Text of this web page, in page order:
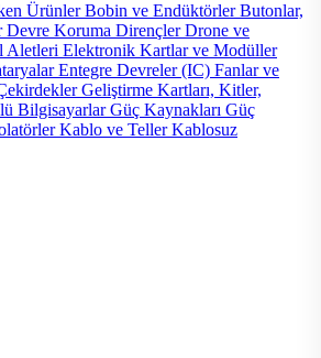
ÜrünlerBobin ve EndüktörlerButonlar,
Devre Koruma DirençlerDrone ve
Aletleri Elektronik Kartlar ve Modüller
Entegre Devreler (IC) Fanlar ve
Geliştirme Kartları, Kitler,
BilgisayarlarGüç Kaynakları Güç
Kablo ve TellerKablosuz